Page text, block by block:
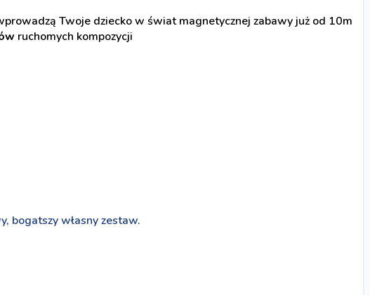
Twoje dziecko w świat magnetycznej zabawy już od 10m
ruchomych kompozycji
bogatszy własny zestaw.